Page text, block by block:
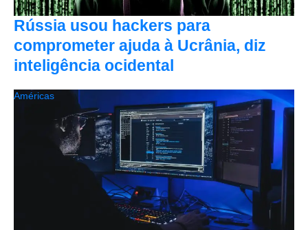
Rússia usou hackers para
comprometer ajuda à Ucrânia, diz
inteligência ocidental
Américas